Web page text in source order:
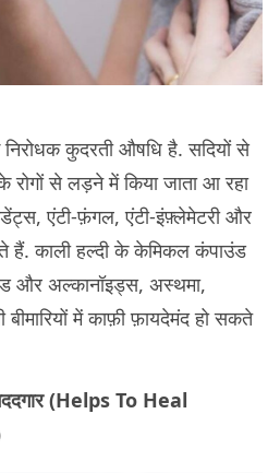
निरोधक कुदरती औषधि है. सदियों से
रोगों से लड़ने में किया जाता आ रहा
एंटी-फ़ंगल, एंटी-इंफ़्लेमेटरी और
हैं. काली हल्दी के केमिकल कंपाउंड
और अल्कानॉइड्स, अस्थमा,
बीमारियों में काफ़ी फ़ायदेमंद हो सकते
(Helps To Heal